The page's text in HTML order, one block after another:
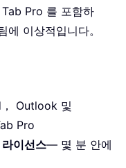
Pro 를 포함하
이상적입니다。
Outlook 및
Pro
이선스— 몇 분 안에